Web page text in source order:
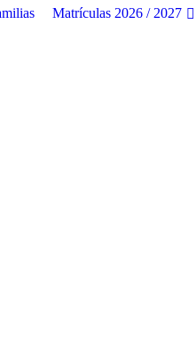
Matrículas 2026 / 2027